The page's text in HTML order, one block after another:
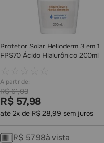
Protetor Solar Helioderm 3 em 1
FPS70 Ácido Hialurônico 200ml
R$ 61,03
R$ 57,98
até 2x de R$ 28,99 sem juros
R$ 57,98à vista